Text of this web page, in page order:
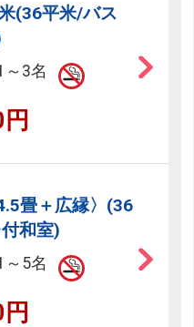
(36平米/バス
～3名
畳＋広縁〉(36
和室)
～5名